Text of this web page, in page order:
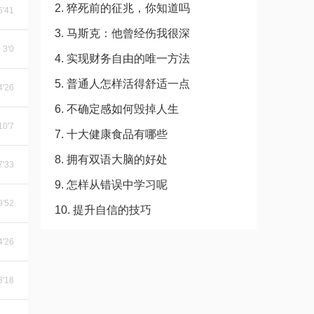
2. 猝死前的征兆，你知道吗
3. 马斯克：他曾经伤我很深
4. 实现财务自由的唯一方法
5. 普通人怎样活得舒适一点
6. 不确定感如何毁掉人生
7. 十大健康食品有哪些
8. 拥有双语大脑的好处
9. 怎样从错误中学习呢
10. 提升自信的技巧
3'0